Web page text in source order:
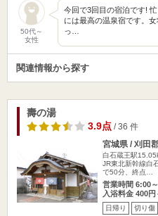
50代～
女性
今回で3回目の宿泊です!
には最高の温泉宿です。
っ…
関連情報から探す
壽の湯
3.9点/ 36 件
宮城県 / 刈田
白石蔵王駅
JR東北新幹線白
で50分、終点…
営業時間 6:00
入浴料金 400円
日帰り 切り傷